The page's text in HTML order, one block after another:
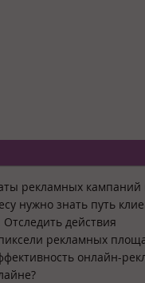
рекламных кампаний
нужно знать путь
действия
рекламных
онлайн-